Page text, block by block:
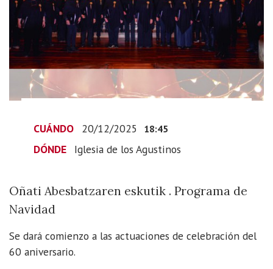
Oñati
Abesbatza
2025-
12-
20T19:45:00+01:00
12-
Abesbatzaren
Programa
de
CUÁNDO 20/12/2025 18:45
DÓNDE Iglesia de los Agustinos
Oñati Abesbatzaren eskutik . Programa de
Navidad
Se dará comienzo a las actuaciones de celebración del
60 aniversario.